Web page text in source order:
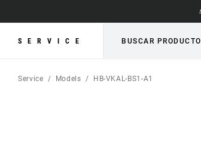
SERVICE BUSCAR PRODUCTO
Service Models HB-VKAL-BS1-A1